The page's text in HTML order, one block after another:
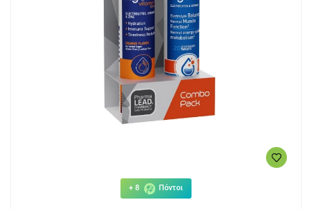
+ 8 Πόντοι